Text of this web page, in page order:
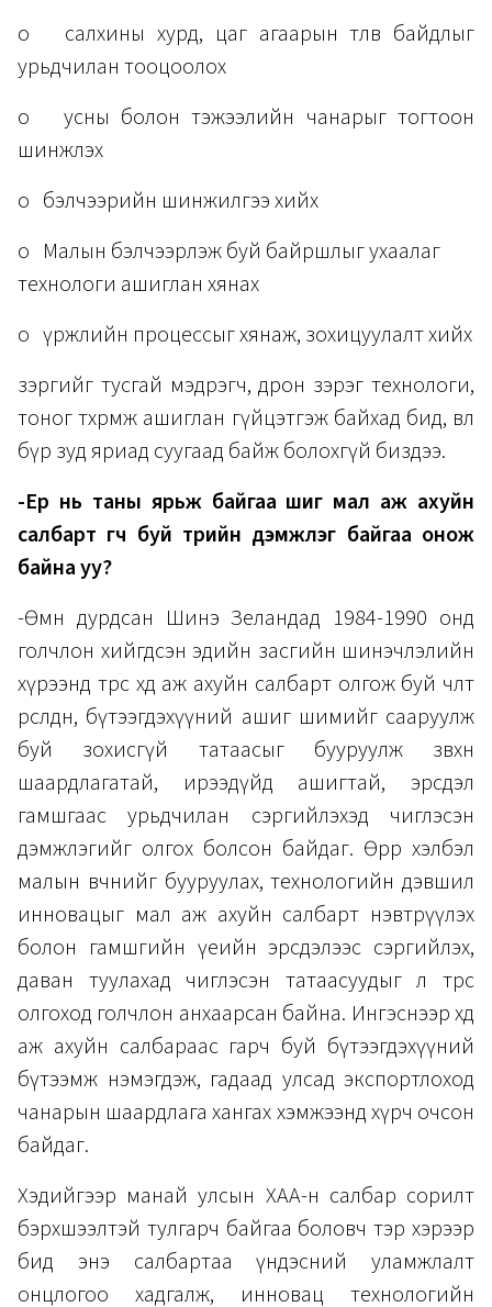
o салхины хурд, цаг агаарын төлөв байдлыг
урьдчилан тооцоолох
o усны болон тэжээлийн чанарыг тогтоон
шинжлэх
o бэлчээрийн шинжилгээ хийх
o Малын бэлчээрлэж буй байршлыг ухаалаг
технологи ашиглан хянах
o үржлийн процессыг хянаж, зохицуулалт хийх
зэргийг тусгай мэдрэгч, дрон зэрэг технологи,
тоног төхөөрөмж ашиглан гүйцэтгэж байхад бид, өвөл
бүр зуд яриад суугаад байж болохгүй биздээ.
-Ер нь таны ярьж байгаа шиг мал аж ахуйн
салбарт өгч буй төрийн дэмжлэг байгаа онож
байна уу?
-Өмнө дурдсан Шинэ Зеландад 1984-1990 онд
голчлон хийгдсэн эдийн засгийн шинэчлэлийн
хүрээнд төрөөс хөдөө аж ахуйн салбарт олгож буй чөлөөт
өрсөлдөөн, бүтээгдэхүүний ашиг шимийг сааруулж
буй зохисгүй татаасыг бууруулж зөвхөн
шаардлагатай, ирээдүйд ашигтай, эрсдэл
гамшгаас урьдчилан сэргийлэхэд чиглэсэн
дэмжлэгийг олгох болсон байдаг. Өөрөөр хэлбэл
малын өвчнийг бууруулах, технологийн дэвшил
инновацыг мал аж ахуйн салбарт нэвтрүүлэх
болон гамшгийн үеийн эрсдэлээс сэргийлэх,
даван туулахад чиглэсэн татаасуудыг л төрөөс
олгоход голчлон анхаарсан байна. Ингэснээр хөдөө
аж ахуйн салбараас гарч буй бүтээгдэхүүний
бүтээмж нэмэгдэж, гадаад улсад экспортлоход
чанарын шаардлага хангах хэмжээнд хүрч очсон
байдаг.
Хэдийгээр манай улсын ХАА-н салбар сорилт
бэрхшээлтэй тулгарч байгаа боловч тэр хэрээр
бид энэ салбартаа үндэсний уламжлалт
онцлогоо хадгалж, инновац технологийн